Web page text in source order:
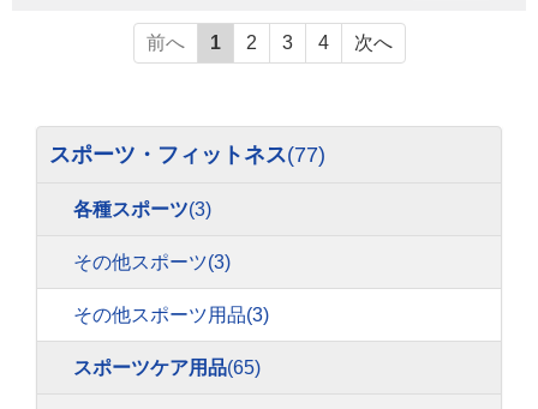
前へ 1 2 3 4 次へ
スポーツ・フィットネス(77)
各種スポーツ(3)
その他スポーツ(3)
その他スポーツ用品(3)
スポーツケア用品(65)